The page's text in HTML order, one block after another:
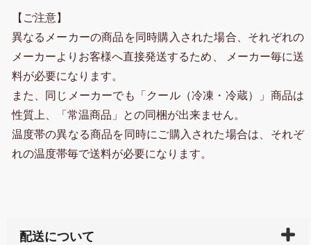
【ご注意】
異なるメーカーの商品を同時購入された場合、それぞれの
メーカーよりお客様へ直接発送するため、 メーカー毎に送
料が必要になります。
また、同じメーカーでも「クール（冷凍・冷蔵）」商品は
性質上、「常温商品」との同梱が出来ません。
温度帯の異なる商品を同時にご購入された場合は、それぞ
れの温度帯毎で送料が必要になります。
配送について